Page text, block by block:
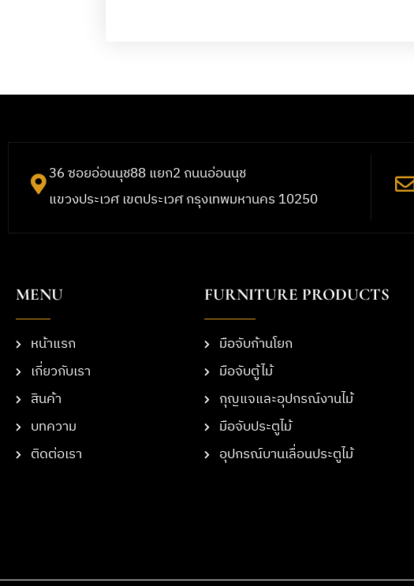
36 ซอยอ่อนนุช88 แยก2 ถนนอ่อนนุช
แขวงประเวศ เขตประเวศ กรุงเทพมหานคร 10250
MENU
หน้าแรก
เกี่ยวกับเรา
สินค้า
บทความ
ติดต่อเรา
FURNITURE PRODUCTS
มือจับก้านโยก
มือจับตู้ไม้
กุญแจและอุปกรณ์งานไม้
มือจับประตูไม้
อุปกรณ์บานเลื่อนประตูไม้